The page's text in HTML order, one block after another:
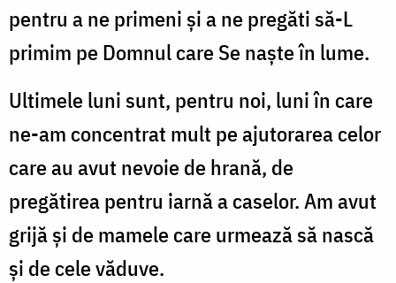
pentru a ne primeni și a ne pregăti să-L
primim pe Domnul care Se naște în lume.
Ultimele luni sunt, pentru noi, luni în care
ne-am concentrat mult pe ajutorarea celor
care au avut nevoie de hrană, de
pregătirea pentru iarnă a caselor. Am avut
grijă și de mamele care urmează să nască
și de cele văduve.